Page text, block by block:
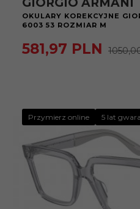
OKULARY KOREKCYJNE
6003 53 ROZMIAR M
581,97 PLN
Przymierz online 5 lat